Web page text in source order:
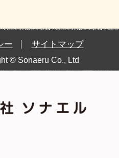
ー サイトマップ
© Sonaeru Co., Ltd